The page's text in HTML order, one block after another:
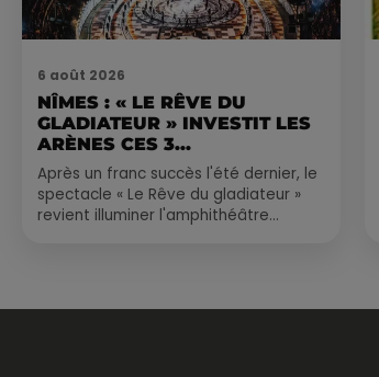
6 août 2026
NÎMES : « LE RÊVE DU
GLADIATEUR » INVESTIT LES
ARÈNES CES 3...
Après un franc succès l'été dernier, le
spectacle « Le Rêve du gladiateur »
revient illuminer l'amphithéâtre